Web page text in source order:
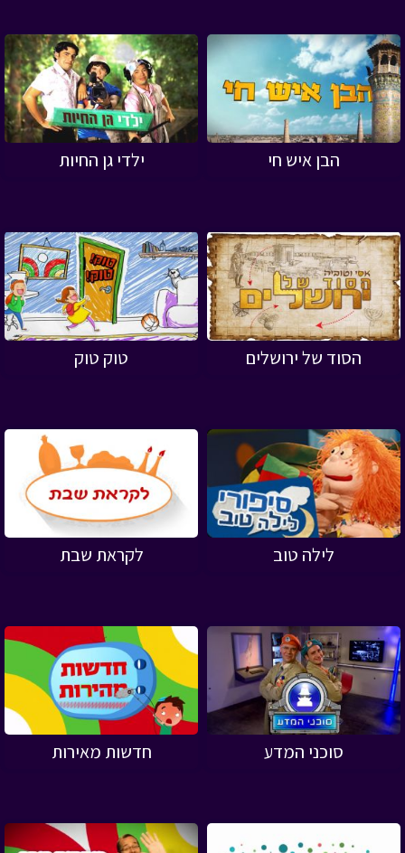
הבן איש חי ילדי גן החיות
הסוד של ירושלים טוק טוק
לילה טוב לקראת שבת
סוכני המדע חדשות מאירות